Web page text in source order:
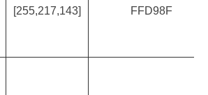
[255,217,143] FFD98F